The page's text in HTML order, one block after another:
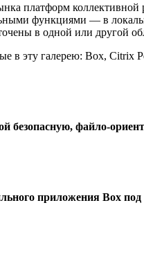
платформ коллективной
функциями — в
в одной или другой
в эту галерею: Box, Citrix
безопасную, файло-
приложения Box